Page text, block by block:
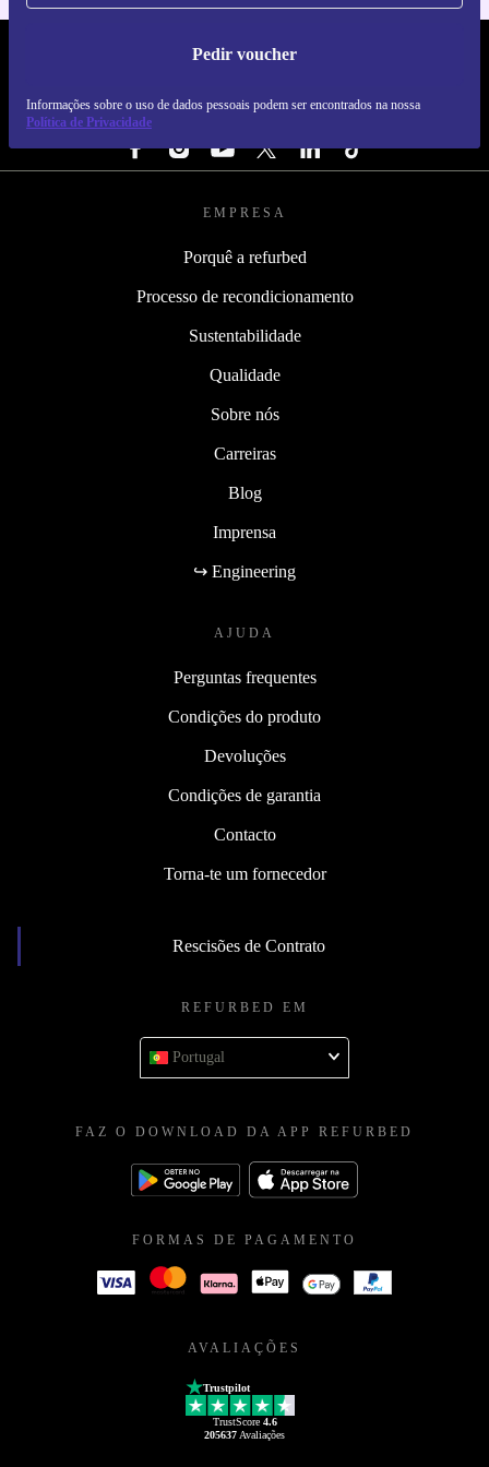
Pedir voucher
Informações sobre o uso de dados pessoais podem ser encontrados na nossa
Política de Privacidade
REFURBED PORTUGAL - RETHINK NEW.
SEGUE-NOS
EMPRESA
Porquê a refurbed
Processo de recondicionamento
Sustentabilidade
Qualidade
Sobre nós
Carreiras
Blog
Imprensa
↪ Engineering
AJUDA
Perguntas frequentes
Condições do produto
Devoluções
Condições de garantia
Contacto
Torna-te um fornecedor
Rescisões de Contrato
REFURBED EM
Portugal
FAZ O DOWNLOAD DA APP REFURBED
FORMAS DE PAGAMENTO
AVALIAÇÕES
Trustpilot
TrustScore 4.6
205637 Avaliações